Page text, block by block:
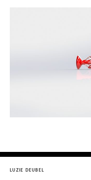
LUZIE DEUBEL